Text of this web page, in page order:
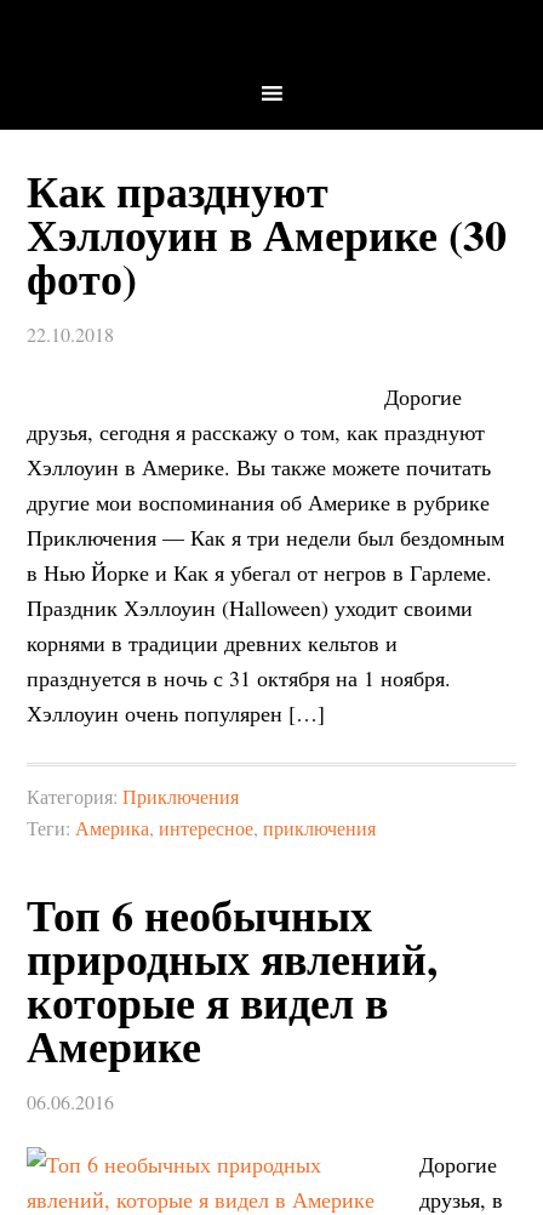
Как празднуют
Хэллоуин в Америке (30
фото)
22.10.2018
Дорогие
друзья, сегодня я расскажу о том, как празднуют
Хэллоуин в Америке. Вы также можете почитать
другие мои воспоминания об Америке в рубрике
Приключения — Как я три недели был бездомным
в Нью Йорке и Как я убегал от негров в Гарлеме.
Праздник Хэллоуин (Halloween) уходит своими
корнями в традиции древних кельтов и
празднуется в ночь с 31 октября на 1 ноября.
Хэллоуин очень популярен […]
Категория:Приключения
Теги: Америка,интересное,приключения
Топ 6 необычных
природных явлений,
которые я видел в
Америке
06.06.2016
Дорогие
друзья, в